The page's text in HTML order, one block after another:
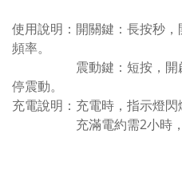
使用說明：開關鍵：長按秒
頻率。
震動鍵：短按，開啟／
停震動。
充電說明：充電時，指示燈閃
充滿電約需2小時，可